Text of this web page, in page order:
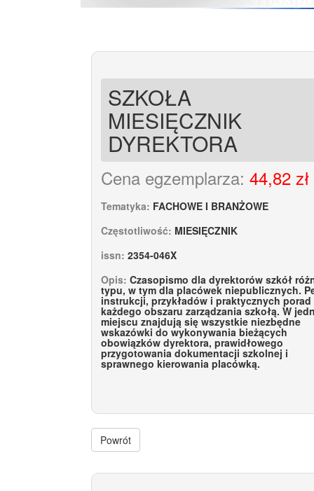
SZKOŁA
MIESIĘCZNIK
DYREKTORA
Cena egzemplarza: 44,82 zł
Tematyka: FACHOWE I BRANŻOWE
Częstotliwość: MIESIĘCZNIK
issn: 2354-046X
Opis: Czasopismo dla dyrektorów szkół
typu, w tym dla placówek niepublicznych.
instrukcji, przykładów i praktycznych porad
każdego obszaru zarządzania szkołą. W
miejscu znajdują się wszystkie niezbędne
wskazówki do wykonywania bieżących
obowiązków dyrektora, prawidłowego
przygotowania dokumentacji szkolnej i
sprawnego kierowania placówką.
Powrót